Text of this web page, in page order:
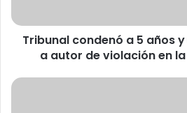
c
e
Tribunal condenó a 5 años
a autor de violación en
C